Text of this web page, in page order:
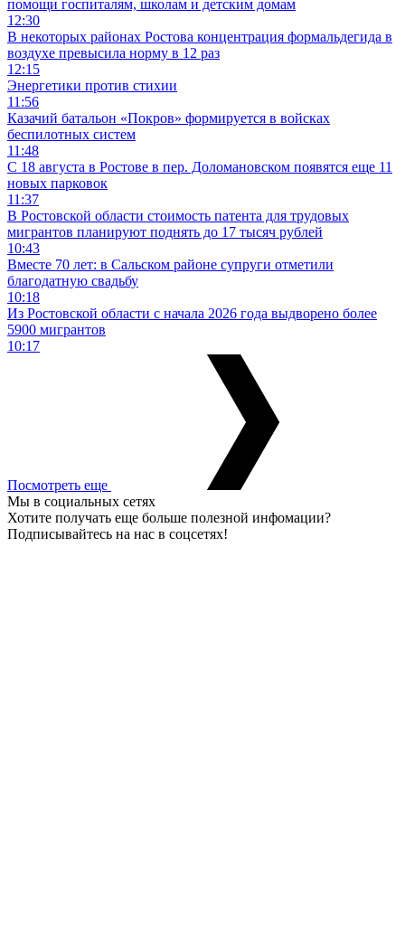
помощи госпиталям, школам и детским домам
12:30
В некоторых районах Ростова концентрация формальдегида в
воздухе превысила норму в 12 раз
12:15
Энергетики против стихии
11:56
Казачий батальон «Покров» формируется в войсках
беспилотных систем
11:48
С 18 августа в Ростове в пер. Доломановском появятся еще 11
новых парковок
11:37
В Ростовской области стоимость патента для трудовых
мигрантов планируют поднять до 17 тысяч рублей
10:43
Вместе 70 лет: в Сальском районе супруги отметили
благодатную свадьбу
10:18
Из Ростовской области с начала 2026 года выдворено более
5900 мигрантов
10:17
Посмотреть еще
Мы в социальных сетях
Хотите получать еще больше полезной инфомации?
Подписывайтесь на нас в соцсетях!